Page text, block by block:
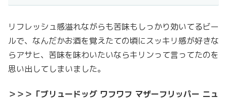
リフレッシュ感溢れながらも苦味もしっかり効いてるビー
ルで、なんだかお酒を覚えたての頃にスッキリ感が好きな
らアサヒ、苦味を味わいたいならキリンって言ってたのを
思い出してしまいました。
＞＞＞「ブリュードッグ ワフワフ マザーフリッパー ニュ